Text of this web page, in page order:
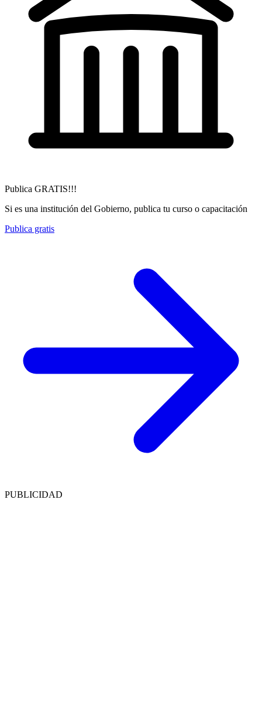
Publica GRATIS!!!
Si es una institución del Gobierno, publica tu curso o capacitación
Publica gratis
PUBLICIDAD